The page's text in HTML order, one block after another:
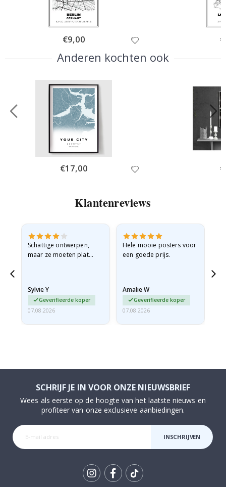
Special
Price
€9,00
Anderen kochten ook
Special
Price
€17,00
Klantenreviews
Schattige ontwerpen,
maar ze moeten plat
beetje…
Sylvie Y
Geverifieerde koper
07.08.2026
Hele mooie posters voor
een goede prijs.
Amalie W
Geverifieerde koper
07.08.2026
SCHRIJF JE IN VOOR ONZE NIEUWSBRIEF
Wees als eerste op de hoogte van het laatste nieuws en
profiteer van onze exclusieve aanbiedingen.
INSCHRIJVEN